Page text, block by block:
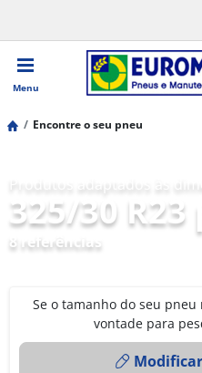
Menu
Encontre o seu pneu
325/30 R23
8 referências
Se o tamanho do seu
vontade para